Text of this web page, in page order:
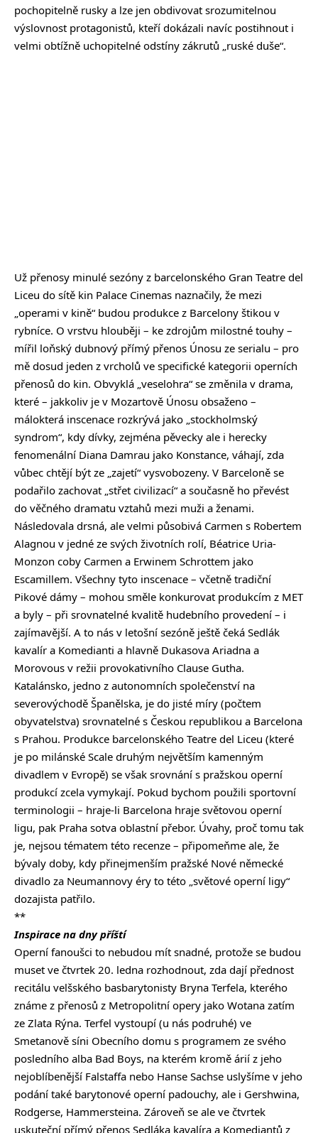
pochopitelně rusky a lze jen obdivovat srozumitelnou
výslovnost protagonistů, kteří dokázali navíc postihnout i
velmi obtížně uchopitelné odstíny zákrutů „ruské duše“.
Už přenosy minulé sezóny z barcelonského Gran Teatre del
Liceu do sítě kin Palace Cinemas naznačily, že mezi
„operami v kině“ budou produkce z Barcelony štikou v
rybníce. O vrstvu hlouběji – ke zdrojům milostné touhy –
mířil loňský dubnový přímý přenos Únosu ze serialu – pro
mě dosud jeden z vrcholů ve specifické kategorii operních
přenosů do kin. Obvyklá „veselohra“ se změnila v drama,
které – jakkoliv je v Mozartově Únosu obsaženo –
málokterá inscenace rozkrývá jako „stockholmský
syndrom“, kdy dívky, zejména pěvecky ale i herecky
fenomenální Diana Damrau jako Konstance, váhají, zda
vůbec chtějí být ze „zajetí“ vysvobozeny. V Barceloně se
podařilo zachovat „střet civilizací“ a současně ho převést
do věčného dramatu vztahů mezi muži a ženami.
Následovala drsná, ale velmi působivá Carmen s Robertem
Alagnou v jedné ze svých životních rolí, Béatrice Uria-
Monzon coby Carmen a Erwinem Schrottem jako
Escamillem. Všechny tyto inscenace – včetně tradiční
Pikové dámy – mohou směle konkurovat produkcím z MET
a byly – při srovnatelné kvalitě hudebního provedení – i
zajímavější. A to nás v letošní sezóně ještě čeká Sedlák
kavalír a Komedianti a hlavně Dukasova Ariadna a
Morovous v režii provokativního Clause Gutha.
Katalánsko, jedno z autonomních společenství na
severovýchodě Španělska, je do jisté míry (počtem
obyvatelstva) srovnatelné s Českou republikou a Barcelona
s Prahou. Produkce barcelonského Teatre del Liceu (které
je po milánské Scale druhým největším kamenným
divadlem v Evropě) se však srovnání s pražskou operní
produkcí zcela vymykají. Pokud bychom použili sportovní
terminologii – hraje-li Barcelona hraje světovou operní
ligu, pak Praha sotva oblastní přebor. Úvahy, proč tomu tak
je, nejsou tématem této recenze – připomeňme ale, že
bývaly doby, kdy přinejmenším pražské Nové německé
divadlo za Neumannovy éry to této „světové operní ligy“
dozajista patřilo.
**
Inspirace na dny příští
Operní fanoušci to nebudou mít snadné, protože se budou
muset ve čtvrtek 20. ledna rozhodnout, zda dají přednost
recitálu velšského basbarytonisty Bryna Terfela, kterého
známe z přenosů z Metropolitní opery jako Wotana zatím
ze Zlata Rýna. Terfel vystoupí (u nás podruhé) ve
Smetanově síni Obecního domu s programem ze svého
posledního alba Bad Boys, na kterém kromě árií z jeho
nejoblíbenější Falstaffa nebo Hanse Sachse uslyšíme v jeho
podání také barytonové operní padouchy, ale i Gershwina,
Rodgerse, Hammersteina. Zároveň se ale ve čtvrtek
uskuteční přímý přenos Sedláka kavalíra a Komediantů z